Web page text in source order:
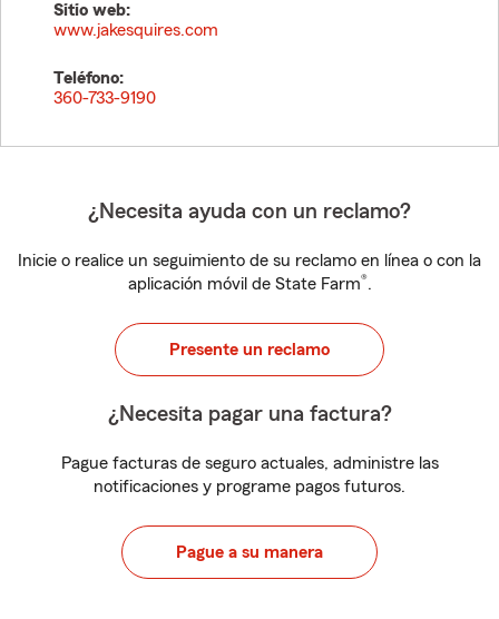
Sitio web:
www.jakesquires.com
Teléfono:
360-733-9190
¿Necesita ayuda con un reclamo?
Inicie o realice un seguimiento de su reclamo en línea o con la
aplicación móvil de State Farm®.
Presente un reclamo
¿Necesita pagar una factura?
Pague facturas de seguro actuales, administre las
notificaciones y programe pagos futuros.
Pague a su manera